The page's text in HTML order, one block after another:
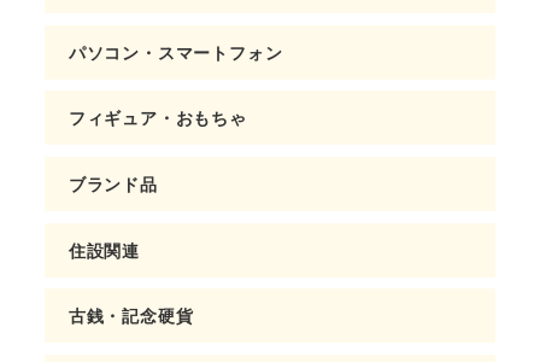
パソコン・スマートフォン
フィギュア・おもちゃ
ブランド品
住設関連
古銭・記念硬貨